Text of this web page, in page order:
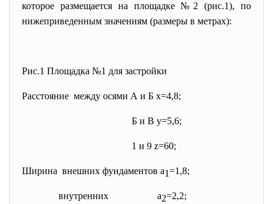
которое размещается на площадке №2 (рис.1), по
нижеприведенным значениям (размеры в метрах):
Рис.1 Площадка №1 для застройки
Расстояние между осями А и Б x=4,8;
Б и В y=5,6;
1 и 9 z=60;
Ширина внешних фундаментов а1=1,8;
внутренних а2=2,2;